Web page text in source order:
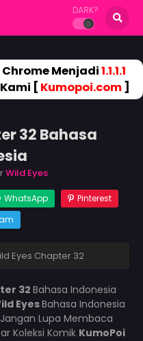
DARK?
Menjadi1.1.1.1
[ Kumopoi.com]
32 Bahasa
Wild Eyes
WhatsApp
Pinterest
Eyes Chapter 32
32 Bahasa Indonesia
EyesBahasa Indonesia
Lupa Membaca
Koleksi Komik KumoPoi